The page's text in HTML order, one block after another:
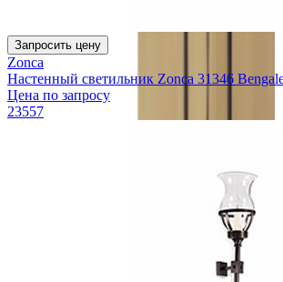
Запросить цену
Zonca
Настенный светильник Zonca 31346
Цена по запросу
23557